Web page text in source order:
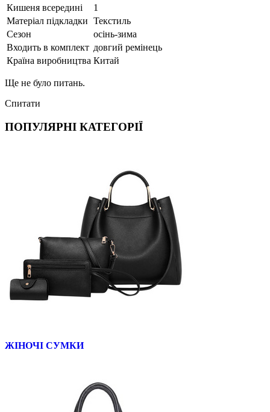
Кишеня всередині
1
Матеріал підкладки Текстиль
Сезон
осінь-зима
Входить в комплект довгий ремінець
Країна виробництва Китай
Ще не було питань.
Спитати
ПОПУЛЯРНІ КАТЕГОРІЇ
ЖІНОЧІ СУМКИ